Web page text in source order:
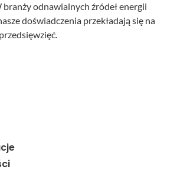
odnawialnych źródeł energii
doświadczenia przekładają się na